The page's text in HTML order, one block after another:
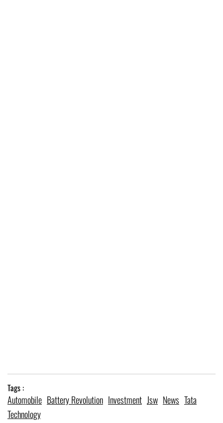
Tags :
Automobile Battery Revolution Investment Jsw News Tata
Technology